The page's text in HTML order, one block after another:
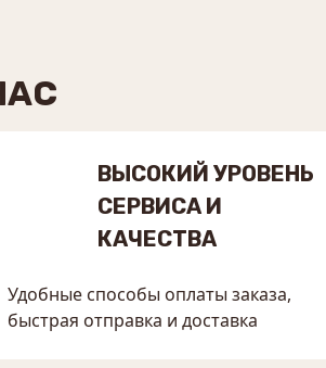
ВЫСОКИЙ УРОВЕНЬ
СЕРВИСА И
КАЧЕСТВА
Удобные способы оплаты заказа,
быстрая отправка и доставка